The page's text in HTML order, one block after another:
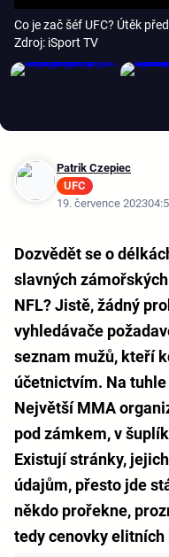
Co je zač šéf UFC? Útěk
Zdroj: iSport TV
Patrik Czepiec
UFC
19. července 2023
Dozvědět se o
slavných
NFL? Jistě, žádný
vyhledávače
seznam mužů, kteří
účetnictvím. Na
Největší MMA
pod zámkem, v
Existují stránky,
údajům, přesto jde
někdo prořekne,
tedy cenovky elitních